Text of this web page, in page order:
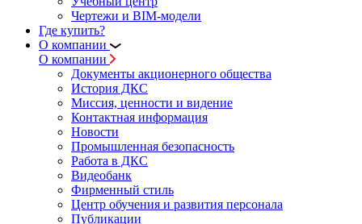
Чертежи и BIM-модели
Где купить?
О компании
О компании
Документы акционерного общества
История ДКС
Миссия, ценности и видение
Контактная информация
Новости
Промышленная безопасность
Работа в ДКС
Видеобанк
Фирменный стиль
Центр обучения и развития персонала
Публикации